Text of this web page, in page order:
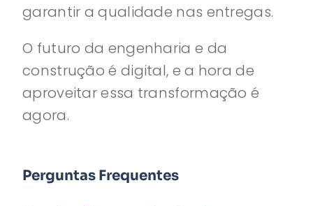
garantir a qualidade nas entregas.
O futuro da engenharia e da
construção é digital, e a hora de
aproveitar essa transformação é
agora.
Perguntas Frequentes